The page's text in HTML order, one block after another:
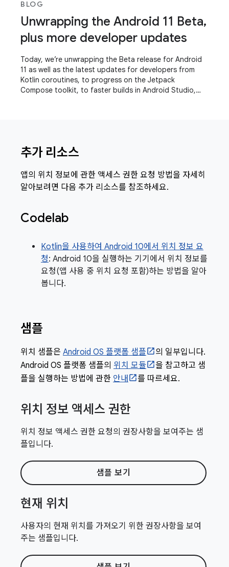
BLOG
Unwrapping the Android 11 Beta,
plus more developer updates
Today, we’re unwrapping the Beta release for Android
11 as well as the latest updates for developers from
Kotlin coroutines, to progress on the Jetpack
Compose toolkit, to faster builds in Android Studio,
추가 리소스
앱의 위치 정보에 관한 액세스 권한 요청 방법을 자세히
알아보려면 다음 추가 리소스를 참조하세요.
Codelab
Kotlin을 사용하여 Android 10에서 위치 정보 요
청: Android 10을 실행하는 기기에서 위치 정보를
요청(앱 사용 중 위치 요청 포함)하는 방법을 알아
봅니다.
샘플
위치 샘플은 Android OS 플랫폼 샘플
의 일부입니다.
Android OS 플랫폼 샘플의 위치 모듈
을 참고하고 샘
플을 실행하는 방법에 관한 안내 를 따르세요.
위치 정보 액세스 권한
위치 정보 액세스 권한 요청의 권장사항을 보여주는 샘
플입니다.
샘플 보기
현재 위치
사용자의 현재 위치를 가져오기 위한 권장사항을 보여
주는 샘플입니다.